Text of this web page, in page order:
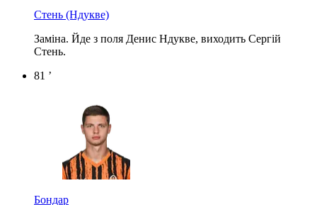
Стень (Ндукве)
Заміна. Йде з поля Денис Ндукве, виходить Сергій
Стень.
81 ’
Бондар